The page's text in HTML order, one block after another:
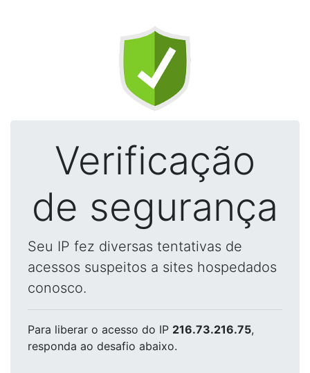
Verificação
de segurança
Seu IP fez diversas tentativas de
acessos suspeitos a sites hospedados
conosco.
Para liberar o acesso do IP 216.73.216.75,
responda ao desafio abaixo.